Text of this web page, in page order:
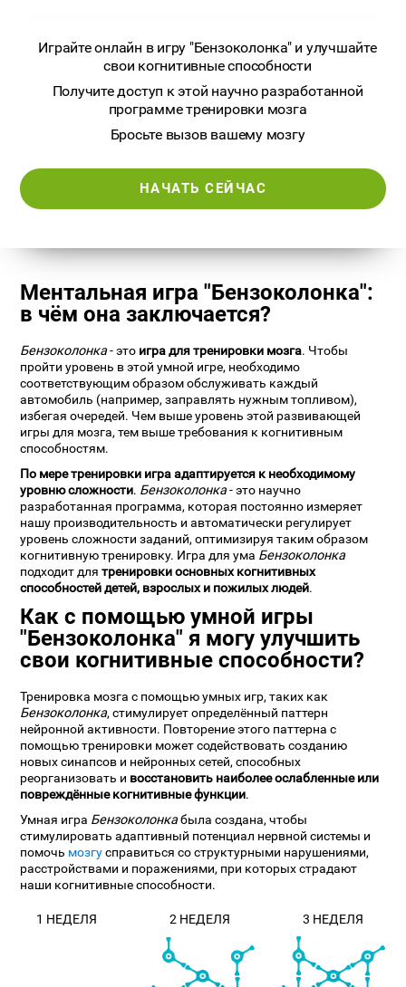
Играйте онлайн в игру "Бензоколонка" и улучшайте
свои когнитивные способности
Получите доступ к этой научно разработанной
программе тренировки мозга
Бросьте вызов вашему мозгу
НАЧАТЬ СЕЙЧАС
Ментальная игра "Бензоколонка":
в чём она заключается?
Бензоколонка- это игра для тренировки мозга. Чтобы
пройти уровень в этой умной игре, необходимо
соответствующим образом обслуживать каждый
автомобиль (например, заправлять нужным топливом),
избегая очередей. Чем выше уровень этой развивающей
игры для мозга, тем выше требования к когнитивным
способностям.
По мере тренировки игра адаптируется к необходимому
уровню сложности. Бензоколонка- это научно
разработанная программа, которая постоянно измеряет
нашу производительность и автоматически регулирует
уровень сложности заданий, оптимизируя таким образом
когнитивную тренировку. Игра для ума Бензоколонка
подходит длятренировки основных когнитивных
способностей детей, взрослых и пожилых людей.
Как с помощью умной игры
"Бензоколонка" я могу улучшить
свои когнитивные способности?
Тренировка мозга с помощью умных игр, таких как
Бензоколонка, стимулирует определённый паттерн
нейронной активности. Повторение этого паттерна с
помощью тренировки может содействовать созданию
новых синапсов и нейронных сетей, способных
реорганизовать и восстановить наиболее ослабленные или
повреждённые когнитивные функции.
Умная игра Бензоколонкабыла создана, чтобы
стимулировать адаптивный потенциал нервной системы и
помочь мозгусправиться со структурными нарушениями,
расстройствами и поражениями, при которых страдают
наши когнитивные способности.
1 НЕДЕЛЯ 2 НЕДЕЛЯ 3 НЕДЕЛЯ